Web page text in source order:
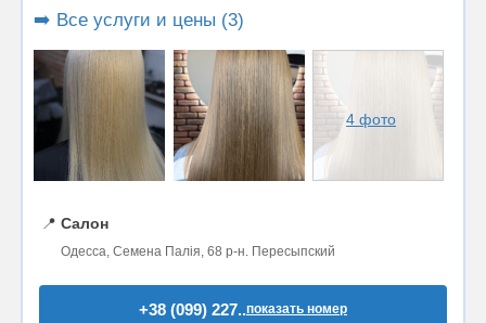
➡️ Все услуги и цены (3)
4 фото
📍 Салон
Одесса, Семена Палія, 68 р-н. Пересыпский
+38 (099) 227..показать номер